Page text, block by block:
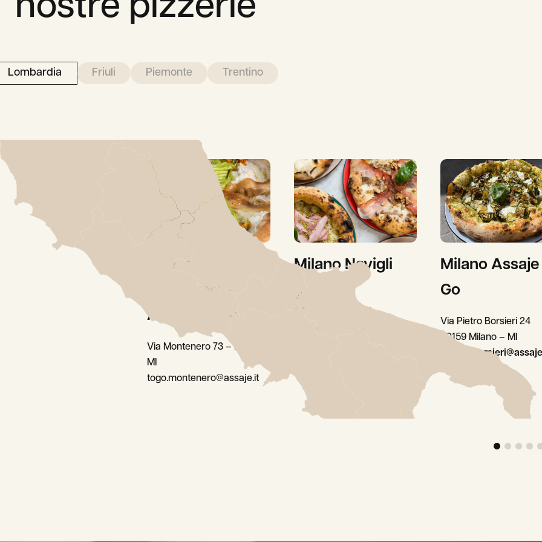
nostre pizzerie
Lombardia Friuli Piemonte Trentino
Milano
Montenero –
Assaje To Go
Via Montenero 73 – Milano
MI
togo.montenero@assaje.it
Milano Navigli
Via Casale 5
20144 Milano – MI
milano.casale@assaje.it
Milano Assaje
Go
Via Pietro Borsieri 24
20159 Milano – MI